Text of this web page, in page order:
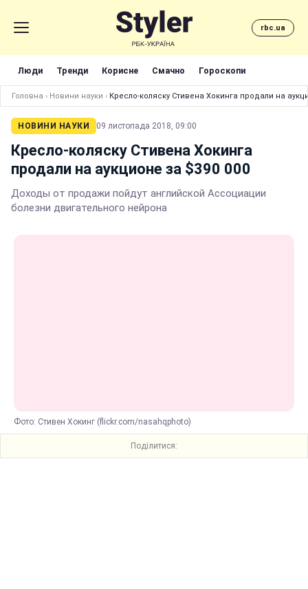
rbc.ua
Люди Тренди Корисне Смачно Гороскопи
Головна › Новини науки › Кресло-коляску Стивена Хокинга продали на
НОВИНИ НАУКИ 09 листопада 2018, 09:00
Кресло-коляску Стивена Хокинга
продали на аукционе за $390 000
Доходы от продажи пойдут английской Ассоциации
болезни двигательного нейрона
Фото: Стивен Хокинг (flickr.com/nasahqphoto)
Поділитися: